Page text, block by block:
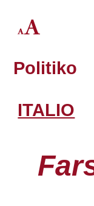
Politiko
ITALIO